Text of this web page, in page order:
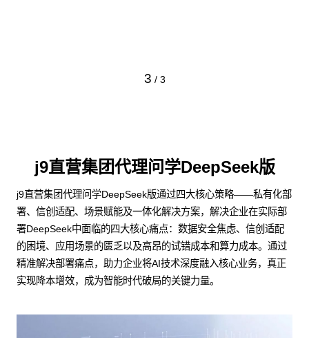
3 / 3
j9直营集团代理问学DeepSeek版
j9直营集团代理问学DeepSeek版通过四大核心策略——私有化部
署、信创适配、场景赋能及一体化解决方案，解决企业在实际部
署DeepSeek中面临的四大核心痛点：数据安全焦虑、信创适配
的困境、应用场景的匮乏以及高昂的试错成本和算力成本。通过
精准解决部署痛点，助力企业将AI技术深度融入核心业务，真正
实现降本增效，成为智能时代破局的关键力量。